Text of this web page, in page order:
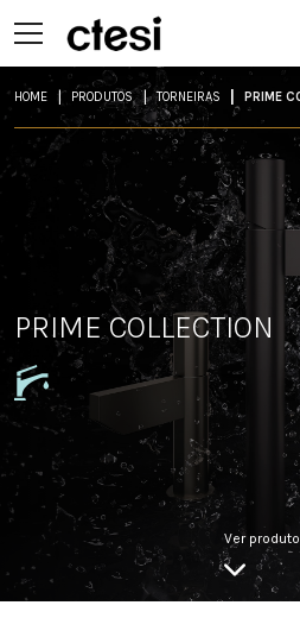
HOME PRODUTOS TORNEIRAS PRIME
PRIME COLLECTION
Ver